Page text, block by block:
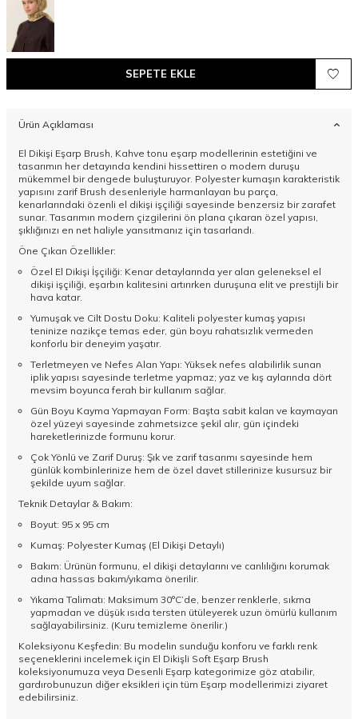
SEPETE EKLE
Ürün Açıklaması
El Dikişi Eşarp Brush, Kahve tonu eşarp modellerinin estetiğini ve
tasarımın her detayında kendini hissettiren o modern duruşu
mükemmel bir dengede buluşturuyor. Polyester kumaşın karakteristik
yapısını zarif Brush desenleriyle harmanlayan bu parça,
kenarlarındaki özenli el dikişi işçiliği sayesinde benzersiz bir zarafet
sunar. Tasarımın modern çizgilerini ön plana çıkaran özel yapısı,
şıklığınızı en net haliyle yansıtmanız için tasarlandı.
Öne Çıkan Özellikler:
Özel El Dikişi İşçiliği: Kenar detaylarında yer alan geleneksel el
dikişi işçiliği, eşarbın kalitesini artırırken duruşuna elit ve prestijli bir
hava katar.
Yumuşak ve Cilt Dostu Doku: Kaliteli polyester kumaş yapısı
teninize nazikçe temas eder, gün boyu rahatsızlık vermeden
konforlu bir deneyim yaşatır.
Terletmeyen ve Nefes Alan Yapı: Yüksek nefes alabilirlik sunan
iplik yapısı sayesinde terletme yapmaz; yaz ve kış aylarında dört
mevsim boyunca ferah bir kullanım sağlar.
Gün Boyu Kayma Yapmayan Form: Başta sabit kalan ve kaymayan
özel yüzeyi sayesinde zahmetsizce şekil alır, gün içindeki
hareketlerinizde formunu korur.
Çok Yönlü ve Zarif Duruş: Şık ve zarif tasarımı sayesinde hem
günlük kombinlerinize hem de özel davet stillerinize kusursuz bir
şekilde uyum sağlar.
Teknik Detaylar & Bakım:
Boyut: 95 x 95 cm
Kumaş: Polyester Kumaş (El Dikişi Detaylı)
Bakım: Ürünün formunu, el dikişi detaylarını ve canlılığını korumak
adına hassas bakım/yıkama önerilir.
Yıkama Talimatı: Maksimum 30°C’de, benzer renklerle, sıkma
yapmadan ve düşük ısıda tersten ütüleyerek uzun ömürlü kullanım
sağlayabilirsiniz. (Kuru temizleme önerilir.)
Koleksiyonu Keşfedin: Bu modelin sunduğu konforu ve farklı renk
seçeneklerini incelemek için El Dikişli Soft Eşarp Brush
koleksiyonumuza veya Desenli Eşarp kategorimize göz atabilir,
gardırobunuzun diğer eksikleri için tüm Eşarp modellerimizi ziyaret
edebilirsiniz.